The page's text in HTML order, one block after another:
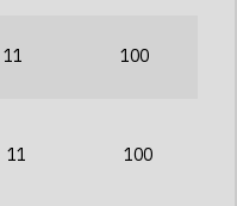
11 100
11 100